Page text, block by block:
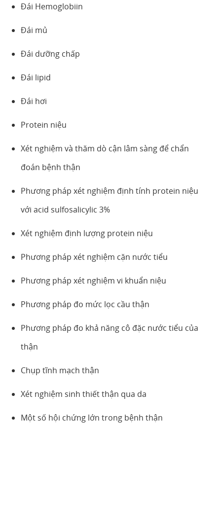
Đái Hemoglobiin
Đái mủ
Đái dưỡng chấp
Đái lipid
Đái hơi
Protein niệu
Xét nghiệm và thăm dò cận lâm sàng để chẩn
đoán bệnh thận
Phương pháp xét nghiệm định tính protein niệu
với acid sulfosalicylic 3%
Xét nghiệm định lượng protein niệu
Phương pháp xét nghiệm cặn nước tiểu
Phương pháp xét nghiệm vi khuẩn niệu
Phương pháp đo mức lọc cầu thận
Phương pháp đo khả năng cô đặc nước tiểu của
thận
Chụp tĩnh mạch thận
Xét nghiệm sinh thiết thận qua da
Một số hội chứng lớn trong bệnh thận